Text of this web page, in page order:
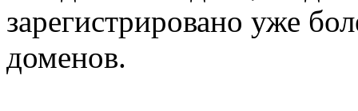
зарегистрировано уже
доменов.